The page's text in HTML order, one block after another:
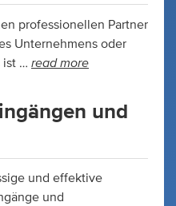
professionellen Partner
Unternehmens oder
ist … read more
und
und effektive
und